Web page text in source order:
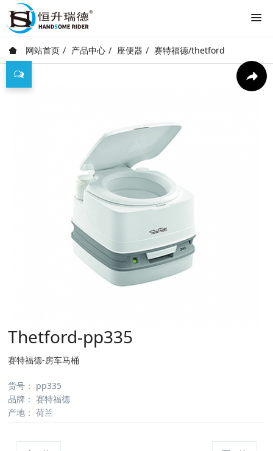
网站首页 产品中心 座便器 赛特福德/thetford
Thetford-pp335
赛特福德-房车马桶
货号 ： pp335
品牌 ： 赛特福德
产地 ： 荷兰